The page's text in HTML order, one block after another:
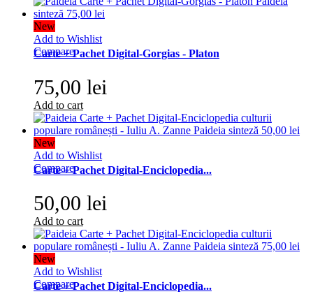
New
Add to Wishlist
Compare
Carte + Pachet Digital-Gorgias - Platon
75,00 lei
Add to cart
New
Add to Wishlist
Compare
Carte + Pachet Digital-Enciclopedia...
50,00 lei
Add to cart
New
Add to Wishlist
Compare
Carte + Pachet Digital-Enciclopedia...